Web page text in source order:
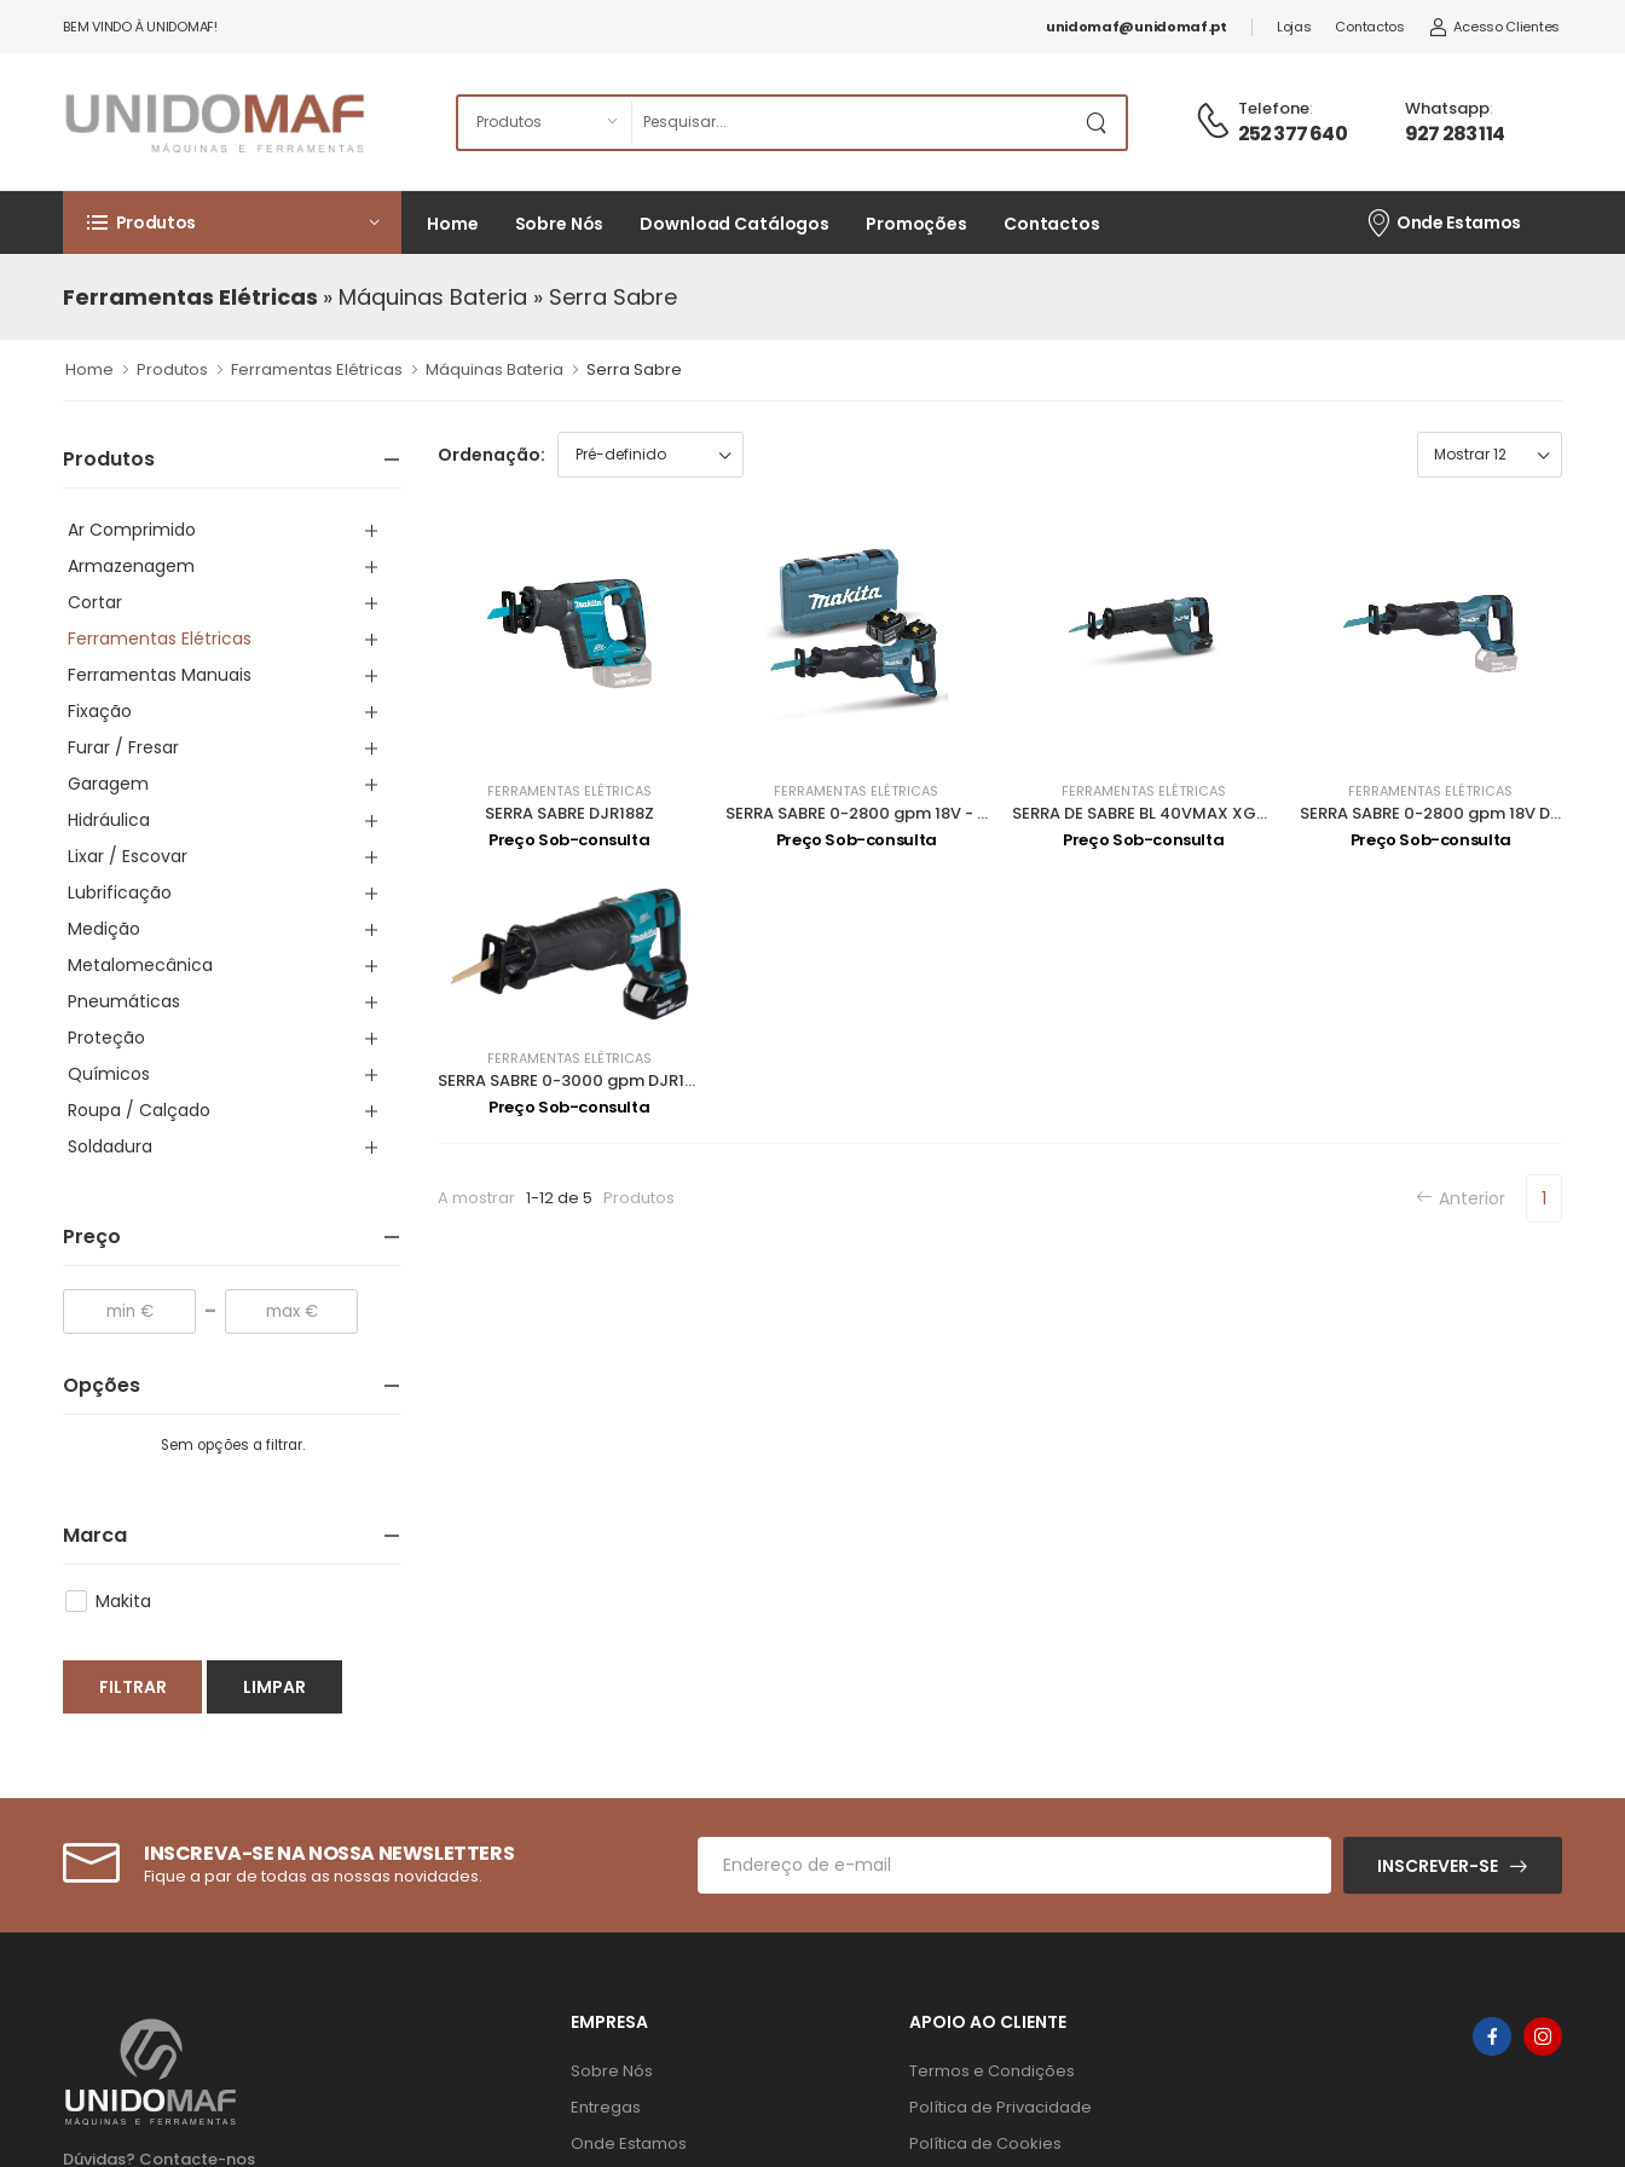
BEM VINDO À UNIDOMAF! unidomaf@unidomaf.pt Lojas Contactos Acesso Clientes
Telefone:
252 377 640
Whatsapp:
927 283 114
Produtos Home Sobre Nós Download Catálogos Promoções Contactos Onde Estamos
Ferramentas Elétricas » Máquinas Bateria » Serra Sabre
Home Produtos Ferramentas Elétricas Máquinas Bateria Serra Sabre
Produtos
Ar Comprimido
Armazenagem
Cortar
Ferramentas Elétricas
Ferramentas Manuais
Fixação
Furar / Fresar
Garagem
Hidráulica
Lixar / Escovar
Lubrificação
Medição
Metalomecânica
Pneumáticas
Proteção
Químicos
Roupa / Calçado
Soldadura
Preço
-
Opções
Sem opções a filtrar.
Marca
Makita
FILTRAR LIMPAR
Ordenação:
FERRAMENTAS ELÉTRICAS
SERRA SABRE DJR188Z
Preço Sob-consulta
FERRAMENTAS ELÉTRICAS
SERRA SABRE 0-2800 gpm 18V - 5.0Ah DJR186RTE
Preço Sob-consulta
FERRAMENTAS ELÉTRICAS
SERRA DE SABRE BL 40VMAX XGT JR001GZ
Preço Sob-consulta
FERRAMENTAS ELÉTRICAS
SERRA SABRE 0-2800 gpm 18V DJR186Z
Preço Sob-consulta
FERRAMENTAS ELÉTRICAS
SERRA SABRE 0-3000 gpm DJR187Z
Preço Sob-consulta
A mostrar 1-12 de 5 Produtos Anterior 1
INSCREVA-SE NA NOSSA NEWSLETTERS
Fique a par de todas as nossas novidades. INSCREVER-SE
Dúvidas? Contacte-nos
EMPRESA
Sobre Nós
Entregas
Onde Estamos
APOIO AO CLIENTE
Termos e Condições
Política de Privacidade
Política de Cookies